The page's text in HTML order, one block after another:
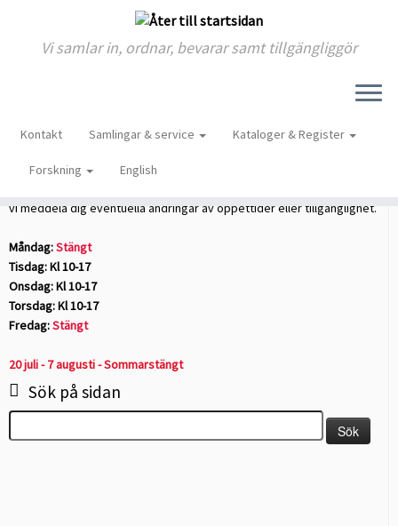
content
Vi samlar in, ordnar, bevarar samt tillgängliggör
Kontakt Samlingar & service Kataloger & Register
Forskning English
Öppettider
vi meddela dig eventuella ändringar av öppettider eller tillgänglighet.
Måndag:Stängt
Tisdag: Kl 10-17
Onsdag: Kl 10-17
Torsdag: Kl 10-17
Fredag:Stängt
20 juli - 7 augusti - Sommarstängt
Sök på sidan
efter: